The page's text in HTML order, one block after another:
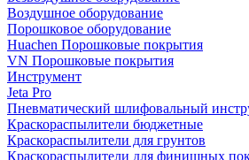
Воздушное оборудование
Порошковое оборудование
Huachen Порошковые покрытия
VN Порошковые покрытия
Инструмент
Jeta Pro
Пневматический шлифовальный
Краскораспылители бюджетные
Краскораспылители для грунтов
Краскораспылители для финишных